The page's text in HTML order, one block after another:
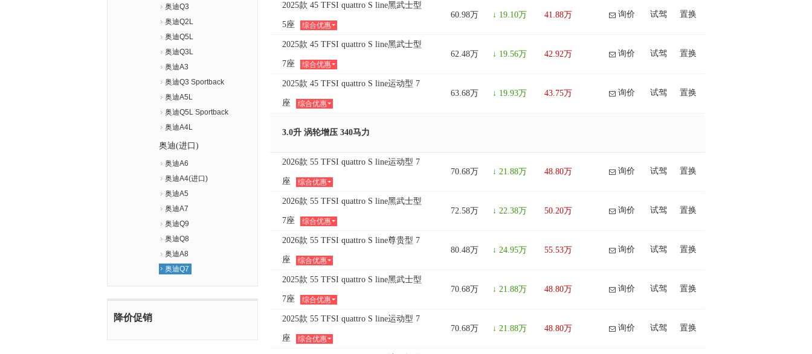
奥迪Q3
奥迪Q2L
奥迪Q5L
奥迪Q3L
奥迪A3
奥迪Q3 Sportback
奥迪A5L
奥迪Q5L Sportback
奥迪A4L
奥迪(进口)
奥迪A6
奥迪A4(进口)
奥迪A5
奥迪A7
奥迪Q9
奥迪Q8
奥迪A8
奥迪Q7
降价促销
2025款 45 TFSI quattro S line黑武士型
5座 综合优惠
60.98万 ↓ 19.10万 41.88万 询价 试驾 置换
2025款 45 TFSI quattro S line黑武士型
7座 综合优惠
62.48万 ↓ 19.56万 42.92万 询价 试驾 置换
2025款 45 TFSI quattro S line运动型 7
座 综合优惠
63.68万 ↓ 19.93万 43.75万 询价 试驾 置换
3.0升 涡轮增压 340马力
2026款 55 TFSI quattro S line运动型 7
座 综合优惠
70.68万 ↓ 21.88万 48.80万 询价 试驾 置换
2026款 55 TFSI quattro S line黑武士型
7座 综合优惠
72.58万 ↓ 22.38万 50.20万 询价 试驾 置换
2026款 55 TFSI quattro S line尊贵型 7
座 综合优惠
80.48万 ↓ 24.95万 55.53万 询价 试驾 置换
2025款 55 TFSI quattro S line黑武士型
7座 综合优惠
70.68万 ↓ 21.88万 48.80万 询价 试驾 置换
2025款 55 TFSI quattro S line运动型 7
座 综合优惠
70.68万 ↓ 21.88万 48.80万 询价 试驾 置换